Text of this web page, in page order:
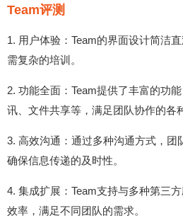
Team评测
1. 用户体验：Team的界面设计简洁
需复杂的培训。
2. 功能全面：Team提供了丰富的功
讯、文件共享等，满足团队协作的各
3. 高效沟通：通过多种沟通方式，团
确保信息传递的及时性。
4. 集成扩展：Team支持与多种第三
效率，满足不同团队的需求。